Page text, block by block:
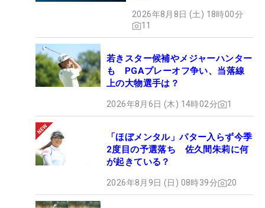
2026年8月8日 (土) 18時00分
11
若きスター候補やメジャーハンター
も PGAプレーオフ争い、当落線
上の大物選手は？
2026年8月6日 (木) 14時02分 1
「ほぼメンタル」パター入らず今季
2度目の予選落ち 佐久間朱莉に何
が起きている？
2026年8月9日 (日) 08時39分 20